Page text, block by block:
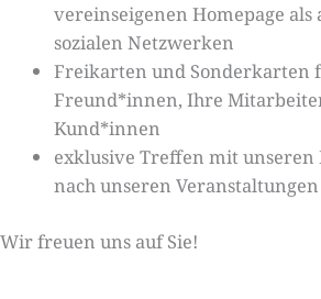
vereinseigenen Homepage
sozialen Netzwerken
Freikarten und Sonderkarten
Freund*innen, Ihre
Kund*innen
exklusive Treffen mit
nach unseren Veranstaltungen
Wir freuen uns auf Sie!